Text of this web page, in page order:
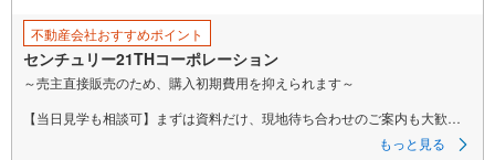
存
す
不動産会社おすすめポイント
センチュリー21THコーポレーション
～売主直接販売のため、購入初期費用を抑えられます～
【当日見学も相談可】まずは資料だけ、現地待ち合わせのご案内も大歓迎
もっと見る